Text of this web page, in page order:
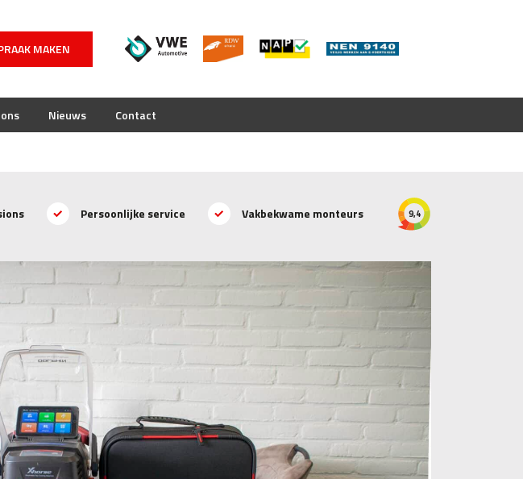
MAKEN
Nieuws Contact
Persoonlijke service Vakbekwame monteurs 9,4